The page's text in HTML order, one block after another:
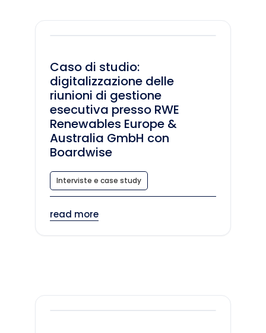
Caso di studio:
digitalizzazione delle
riunioni di gestione
esecutiva presso RWE
Renewables Europe &
Australia GmbH con
Boardwise
Interviste e case study
read more